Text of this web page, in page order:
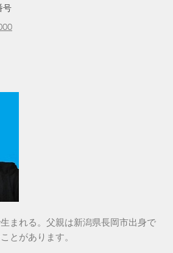
号
まれる。父親は新潟県長岡市出身で
とがあります。